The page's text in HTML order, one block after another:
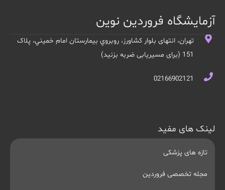
آزمایشگاه فروردین نوین
تهران، انتهای بلوار کشاورز، روبروي بيمارستان امام خميني، پلاک
151 (برای مسیریابی ضربه بزنید)
02166902121
لینک های مفید
تازه های پزشکی
مجله تخصصی فروردین